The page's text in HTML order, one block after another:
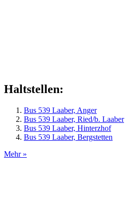
Haltstellen:
Bus 539 Laaber, Anger
Bus 539 Laaber, Ried/b. Laaber
Bus 539 Laaber, Hinterzhof
Bus 539 Laaber, Bergstetten
Mehr »